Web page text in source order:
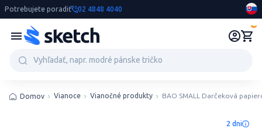
Potrebujete poradiť 02 4848 4040
Domov Vianoce Vianočné produkty BAO SMALL Darčeková
2 dni